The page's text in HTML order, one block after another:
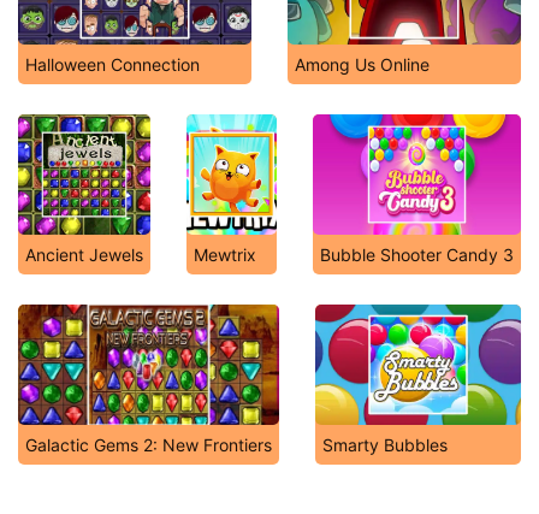
Halloween Connection Among Us Online
Ancient Jewels Mewtrix Bubble Shooter Candy 3
Galactic Gems 2: New Frontiers Smarty Bubbles